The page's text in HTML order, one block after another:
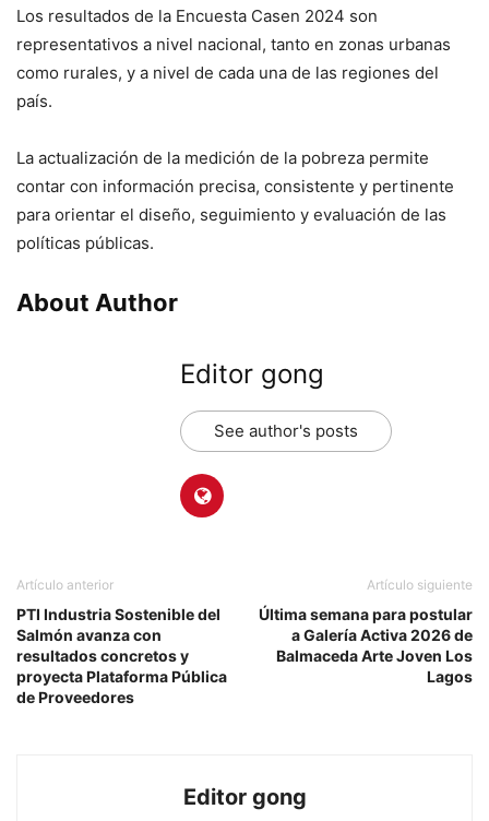
Los resultados de la Encuesta Casen 2024 son
representativos a nivel nacional, tanto en zonas urbanas
como rurales, y a nivel de cada una de las regiones del
país.
La actualización de la medición de la pobreza permite
contar con información precisa, consistente y pertinente
para orientar el diseño, seguimiento y evaluación de las
políticas públicas.
About Author
Editor gong
See author's posts
Artículo anterior
PTI Industria Sostenible del
Salmón avanza con
resultados concretos y
proyecta Plataforma Pública
de Proveedores
Artículo siguiente
Última semana para postular
a Galería Activa 2026 de
Balmaceda Arte Joven Los
Lagos
Editor gong